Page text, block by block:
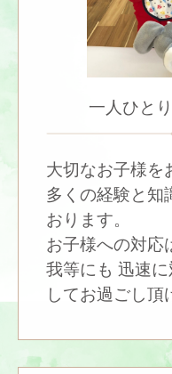
一人ひと
大切なお子様を
多くの経験と知
おります。
お子様への対応
我等にも 迅速
してお過ごし頂